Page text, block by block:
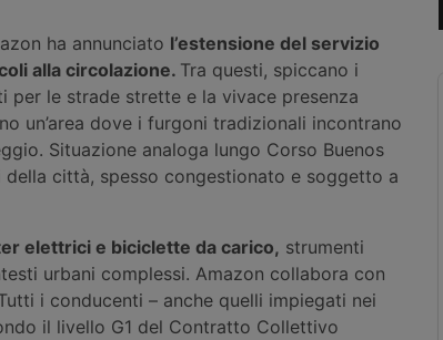
ha annunciato l’estensione del servizio
alla circolazione. Tra questi, spiccano i
per le strade strette e la vivace presenza
un’area dove i furgoni tradizionali incontrano
Situazione analoga lungo Corso Buenos
città, spesso congestionato e soggetto a
elettrici e biciclette da carico, strumenti
urbani complessi. Amazon collabora con
i conducenti – anche quelli impiegati nei
il livello G1 del Contratto Collettivo